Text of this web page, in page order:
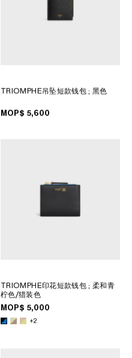
TRIOMPHE吊坠短款钱包; 黑色
MOP$ 5,600
TRIOMPHE印花短款钱包; 柔和青
柠色/猎装色
MOP$ 5,000
+2